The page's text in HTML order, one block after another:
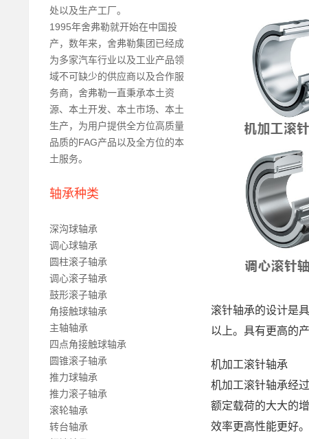
处以及生产工厂。
1995年舍弗勒就开始在中国投
产，数年来，舍弗勒集团已经成
为多家汽车行业以及工业产品领
域不可缺少的供应商以及合作服
务商，舍弗勒一直秉承本土资
源、本土开发、本土市场、本土
生产，为用户提供全方位高质量
品质的FAG产品以及全方位的本
土服务。
轴承种类
深沟球轴承
调心球轴承
圆柱滚子轴承
调心滚子轴承
鼓形滚子轴承
角接触球轴承
主轴轴承
四点角接触球轴承
圆锥滚子轴承
推力球轴承
推力滚子轴承
滚轮轴承
转台轴承
滚针轴承的设计是
以上。具有更高的
机加工滚针轴承
机加工滚针轴承经
额定载荷的大大的
效率更高性能更好。